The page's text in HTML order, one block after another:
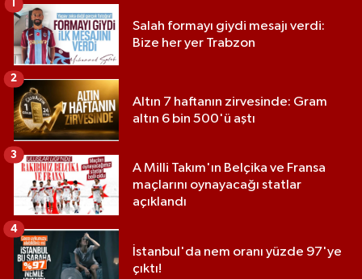
Salah formayı giydi mesajı verdi:
Bize her yer Trabzon
Altın 7 haftanın zirvesinde: Gram
altın 6 bin 500'ü aştı
2
A Milli Takım'ın Belçika ve Fransa
maçlarını oynayacağı statlar
açıklandı
3
İstanbul'da nem oranı yüzde 97'ye
çıktı!
4